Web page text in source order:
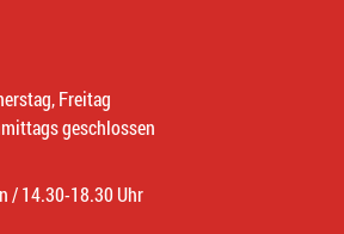
Freitag
geschlossen
/ 14.30-18.30 Uhr